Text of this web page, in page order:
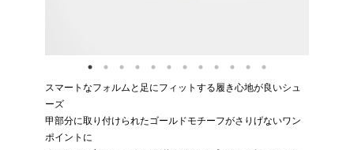
スマートなフォルムと足にフィットする履き心地が良いシュ
ーズ
甲部分に取り付けられたゴールドモチーフがさりげないワン
ポイントに